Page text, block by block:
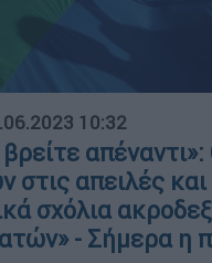
10:32
στις απειλές
σχόλια
- Σήμερα η